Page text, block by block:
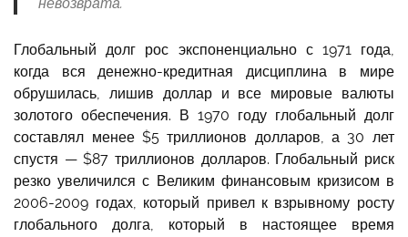
Глобальный долг рос экспоненциально с 1971 года,
когда вся денежно-кредитная дисциплина в мире
обрушилась, лишив доллар и все мировые валюты
золотого обеспечения. В 1970 году глобальный долг
составлял менее $5 триллионов долларов, а 30 лет
спустя — $87 триллионов долларов. Глобальный риск
резко увеличился с Великим финансовым кризисом в
2006-2009 годах, который привел к взрывному росту
глобального долга, который в настоящее время